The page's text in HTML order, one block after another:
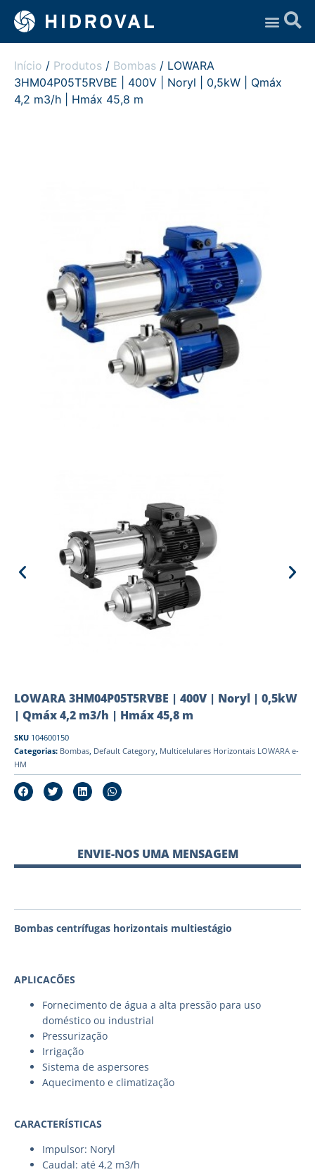
Início / Produtos / Bombas / LOWARA
3HM04P05T5RVBE | 400V | Noryl | 0,5kW | Qmáx
4,2 m3/h | Hmáx 45,8 m
LOWARA 3HM04P05T5RVBE | 400V | Noryl | 0,5kW
| Qmáx 4,2 m3/h | Hmáx 45,8 m
SKU 104600150
Categorias: Bombas, Default Category, Multicelulares Horizontais LOWARA e-
HM
ENVIE-NOS UMA MENSAGEM
Bombas centrífugas horizontais multiestágio
APLICACÕES
Fornecimento de água a alta pressão para uso
doméstico ou industrial
Pressurização
Irrigação
Sistema de aspersores
Aquecimento e climatização
CARACTERÍSTICAS
Impulsor: Noryl
Caudal: até 4,2 m3/h